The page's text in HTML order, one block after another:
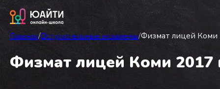
Главная/Вступительные экзамены/Физмат лицей Коми
Физмат лицей Коми 2017